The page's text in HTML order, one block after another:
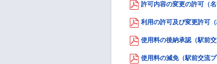
許可内容の変更の許可（
利用の許可及び変更許可
使用料の後納承認（駅前
使用料の減免（駅前交流